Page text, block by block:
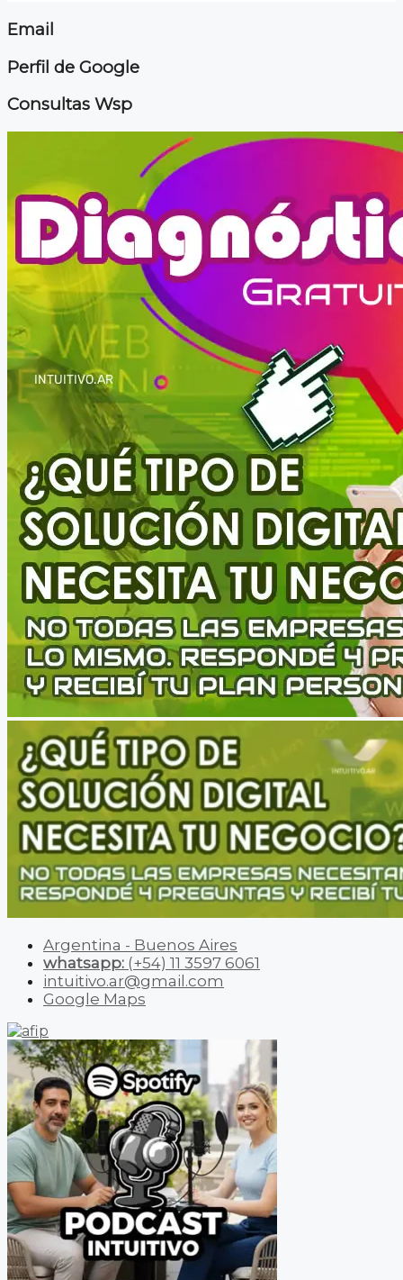
Email
Perfil de Google
Consultas Wsp
Argentina - Buenos Aires
whatsapp: (+54) 11 3597 6061
intuitivo.ar@gmail.com
Google Maps